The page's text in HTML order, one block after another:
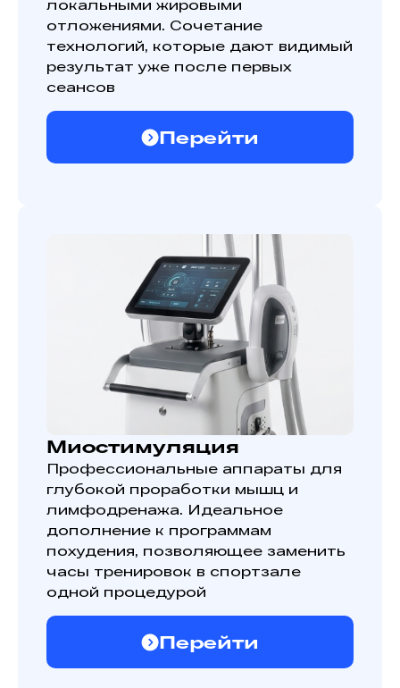
локальными жировыми
отложениями. Сочетание
технологий, которые дают видимый
результат уже после первых
сеансов
Перейти
Миостимуляция
Профессиональные аппараты для
глубокой проработки мышц и
лимфодренажа. Идеальное
дополнение к программам
похудения, позволяющее заменить
часы тренировок в спортзале
одной процедурой
Перейти